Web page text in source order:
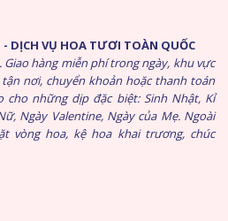
DỊCH VỤ HOA TƯƠI TOÀN QUỐC
hàng miễn phí trong ngày, khu vực
nơi, chuyển khoản hoặc thanh toán
cho những dịp đặc biệt: Sinh Nhật, Kỉ
Ngày Valentine, Ngày của Mẹ. Ngoài
vòng hoa, kệ hoa khai trương, chúc